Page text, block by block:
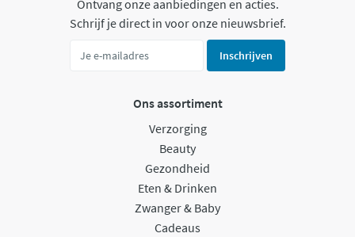
Ontvang onze aanbiedingen en acties.
Schrijf je direct in voor onze nieuwsbrief.
Inschrijven
Ons assortiment
Verzorging
Beauty
Gezondheid
Eten & Drinken
Zwanger & Baby
Cadeaus